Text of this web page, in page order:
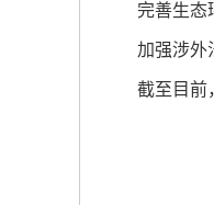
完善生态
加强涉外
截至目前